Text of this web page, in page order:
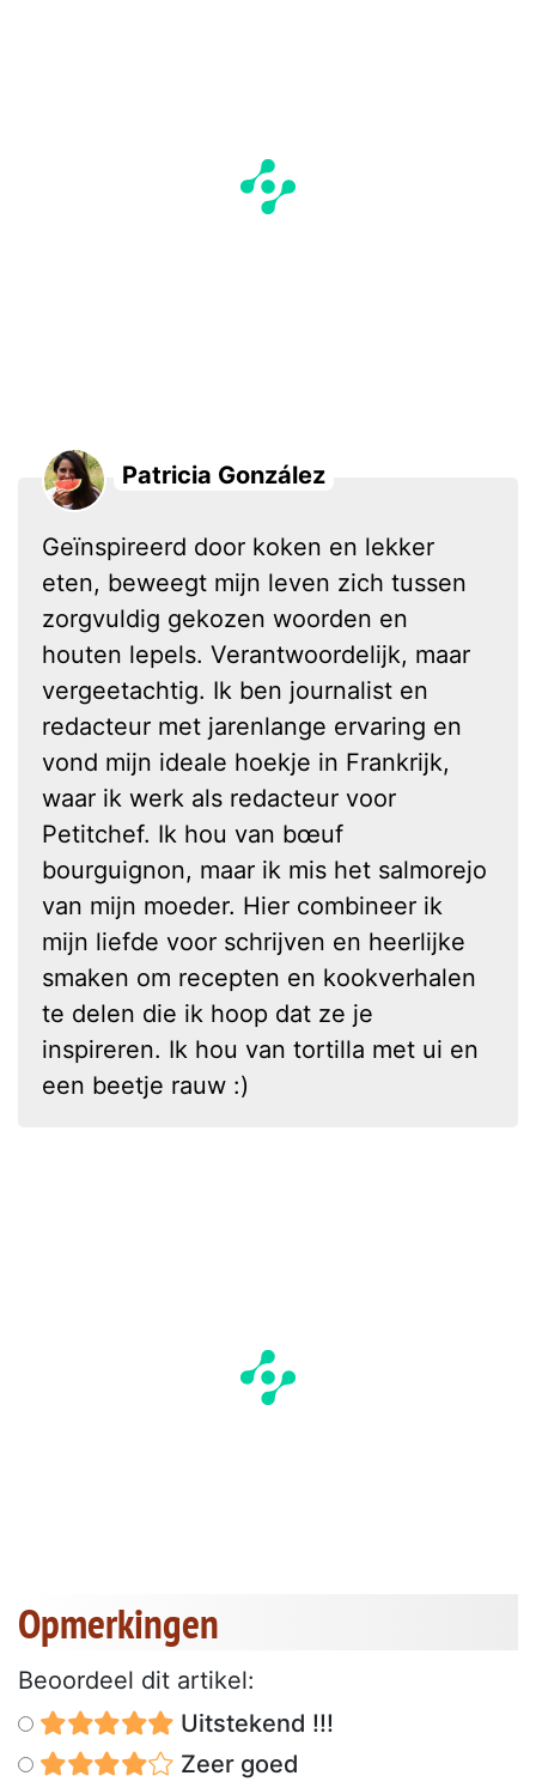
Patricia González
Geïnspireerd door koken en lekker
eten, beweegt mijn leven zich tussen
zorgvuldig gekozen woorden en
houten lepels. Verantwoordelijk, maar
vergeetachtig. Ik ben journalist en
redacteur met jarenlange ervaring en
vond mijn ideale hoekje in Frankrijk,
waar ik werk als redacteur voor
Petitchef. Ik hou van bœuf
bourguignon, maar ik mis het salmorejo
van mijn moeder. Hier combineer ik
mijn liefde voor schrijven en heerlijke
smaken om recepten en kookverhalen
te delen die ik hoop dat ze je
inspireren. Ik hou van tortilla met ui en
een beetje rauw :)
Opmerkingen
Beoordeel dit artikel:
Uitstekend !!!
Zeer goed